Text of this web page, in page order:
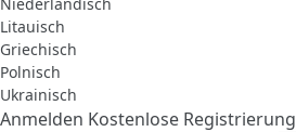
Litauisch
Griechisch
Polnisch
Ukrainisch
Anmelden Kostenlose Registrierung